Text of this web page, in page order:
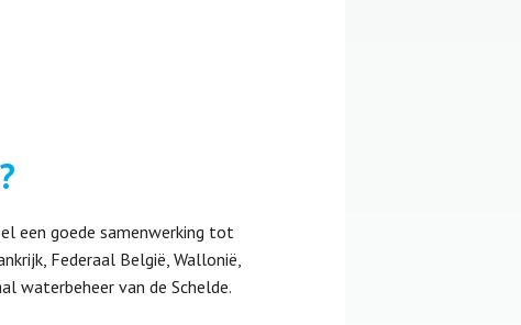
een goede samenwerking tot
Federaal België, Wallonië,
waterbeheer van de Schelde.